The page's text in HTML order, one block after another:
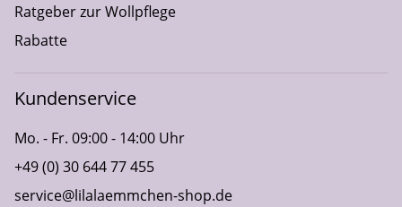
Ratgeber zur Wollpflege
Rabatte
Kundenservice
Mo. - Fr. 09:00 - 14:00 Uhr
+49 (0) 30 644 77 455
service@lilalaemmchen-shop.de